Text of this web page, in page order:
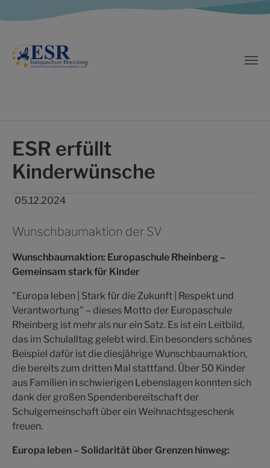
Zum Hauptinhalt springen
ESR erfüllt
Kinderwünsche
05.12.2024
Wunschbaumaktion der SV
Wunschbaumaktion: Europaschule Rheinberg –
Gemeinsam stark für Kinder
"Europa leben | Stark für die Zukunft | Respekt und
Verantwortung" – dieses Motto der Europaschule
Rheinberg ist mehr als nur ein Satz. Es ist ein Leitbild,
das im Schulalltag gelebt wird. Ein besonders schönes
Beispiel dafür ist die diesjährige Wunschbaumaktion,
die bereits zum dritten Mal stattfand. Über 50 Kinder
aus Familien in schwierigen Lebenslagen konnten sich
dank der großen Spendenbereitschaft der
Schulgemeinschaft über ein Weihnachtsgeschenk
freuen.
Europa leben – Solidarität über Grenzen hinweg: